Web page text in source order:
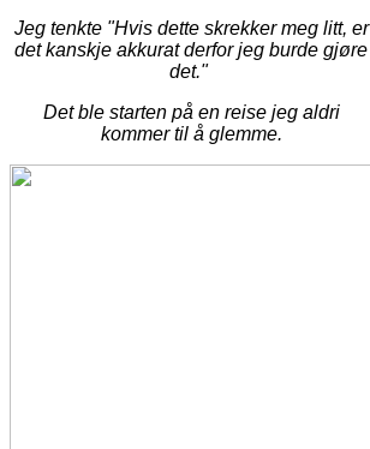
Jeg tenkte "Hvis dette skrekker meg litt, er
det kanskje akkurat derfor jeg burde gjøre
det."
Det ble starten på en reise jeg aldri
kommer til å glemme.